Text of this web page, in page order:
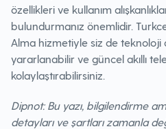
özellikleri ve kullanım
bulundurmanız önemlidir.
Alma hizmetiyle siz de teknoloji
yararlanabilir ve güncel akıllı
kolaylaştırabilirsiniz.
Dipnot: Bu yazı, bilgilendirme
detayları ve şartları zamanla